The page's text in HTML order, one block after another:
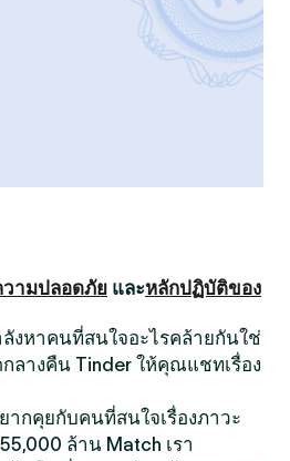
วามปลอดภัย และหลักปฏิบัติของ
งหาคนที่สนใจอะไรคล้ายกันใช่
ลางคืน Tinder ให้คุณแชทเรื่อง
กคุยกับคนที่สนใจเรื่องภาวะ
ล้าน Match เรา